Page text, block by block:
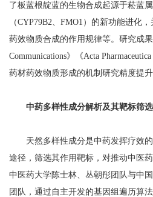
了板蓝根靛蓝的生物合成起源于菘蓝
（CYP79B2、FMO1）的新功能进化
药效物质合成的作用规律等。研究成
Communications》《Acta
药材药效物质形成的机制研究精度提
中药多样性成分解析及其靶标筛
天然多样性成分是中药发挥疗效
途径，筛选其作用靶标，对推动中医
中医药大学陈士林、丛朝彤团队与中
团队，通过自主开发的基因组遍历算